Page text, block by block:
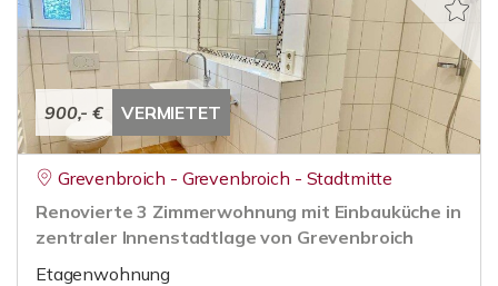
900,- € VERMIETET
Grevenbroich - Grevenbroich - Stadtmitte
Renovierte 3 Zimmerwohnung mit Einbauküche in
zentraler Innenstadtlage von Grevenbroich
Etagenwohnung